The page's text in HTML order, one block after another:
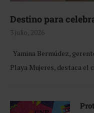
Destino para
3 julio, 2026
Yamina Bermúdez,
Playa Mujeres, destaca